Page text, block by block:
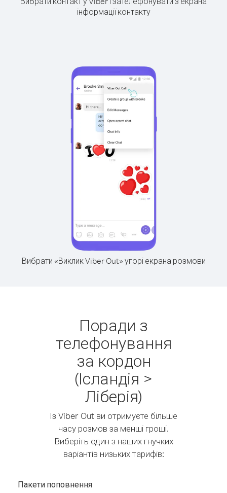
інформації контакту
Вибрати «Виклик Viber Out» угорі екрана розмови
Поради з
телефонування
за кордон
(Ісландія >
Ліберія)
Із Viber Out ви отримуєте більше
часу розмов за менші гроші.
Виберіть один з наших гнучких
варіантів низьких тарифів:
Пакети поповнення